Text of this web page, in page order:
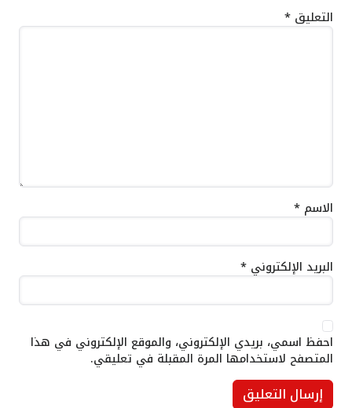
التعليق *
الاسم *
البريد الإلكتروني *
احفظ اسمي، بريدي الإلكتروني، والموقع الإلكتروني في هذا
المتصفح لاستخدامها المرة المقبلة في تعليقي.